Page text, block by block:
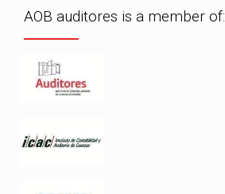
AOB auditores is a member of: